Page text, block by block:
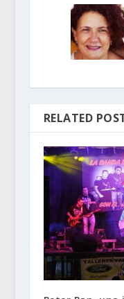
RELATED